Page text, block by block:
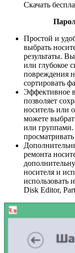
Скачать
Простой и
выбрать
результаты.
или глубокое
повреждения
сортировать
Эффективное
позволяет
носитель или
можете
или
ремонта
носителя и
использовать
Disk Editor,